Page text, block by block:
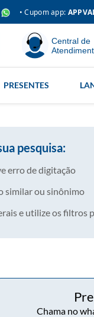
• Cupom app:
Central de
PRESENTES
pesquisa:
erro de digitação
similar ou sinônimo
e utilize os filtros
Chama no